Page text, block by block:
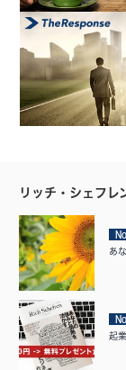
リッチ・シェフレ
あ
起